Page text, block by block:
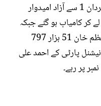
قومی اسمبلی کے حلقہ این اے 21 مردان 1 سے آزاد امیدوار
لاکھ 18 ہزار 49 ووٹ لے کر کامیاب ہو گئے جبکہ
جمعیت علمائے اسلام پاکستان کے اعظم خان 51 ہزار 797
پارٹی کے احمد علی